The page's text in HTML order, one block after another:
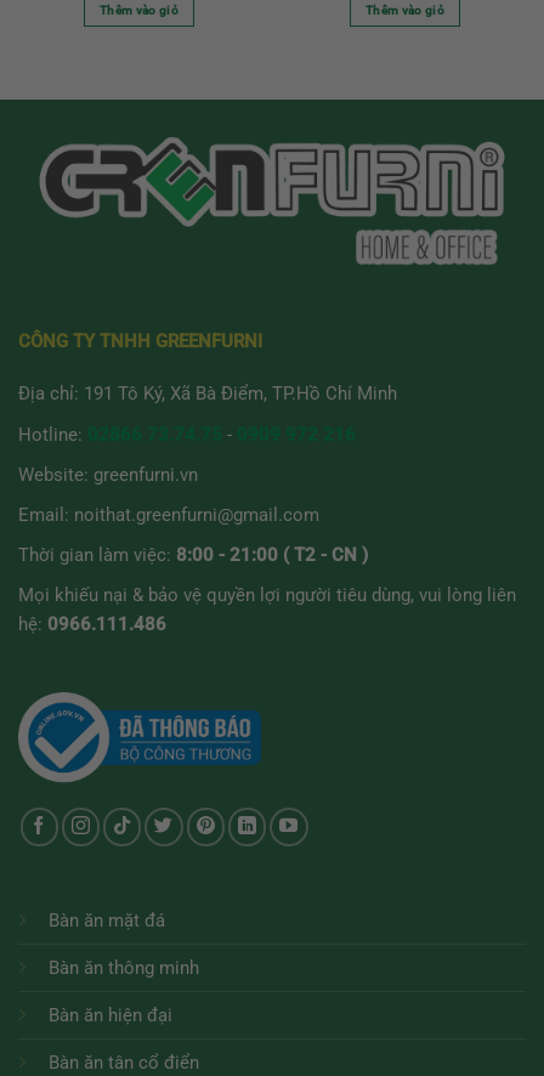
Thêm vào giỏ Thêm vào giỏ
CÔNG TY TNHH GREENFURNI
Địa chỉ: 191 Tô Ký, Xã Bà Điểm, TP.Hồ Chí Minh
Hotline:
-
Website: greenfurni.vn
Email: noithat.greenfurni@gmail.com
Thời gian làm việc: 8:00 - 21:00 ( T2 - CN )
Mọi khiếu nại & bảo vệ quyền lợi người tiêu dùng, vui lòng liên
hệ: 0966.111.486
Bàn ăn mặt đá
Bàn ăn thông minh
Bàn ăn hiện đại
Bàn ăn tân cổ điển